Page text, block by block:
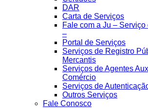
DAR
Carta de Serviços
Fale com a Ju –
–
Portal de Serviços
Serviços de Registro
Mercantis
Serviços de Agentes
Comércio
Serviços de
Outros Serviços
Fale Conosco